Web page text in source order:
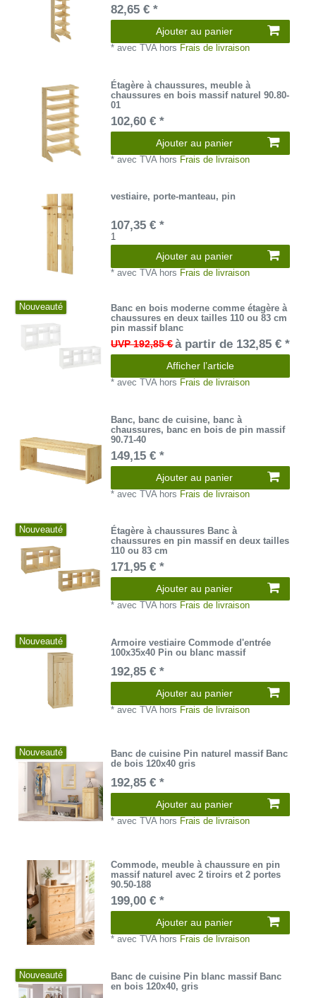
82,65 € *
Ajouter au panier
*avec TVAhors Frais de livraison
Étagère à chaussures, meuble à
chaussures en bois massif naturel 90.80-
01
102,60 € *
Ajouter au panier
*avec TVA hors Frais de livraison
vestiaire, porte-manteau, pin
107,35 € *
1
Ajouter au panier
*avec TVAhors Frais de livraison
Nouveauté
Banc en bois moderne comme étagère à
chaussures en deux tailles 110 ou 83 cm
pin massif blanc
UVP 192,85 €à partir de 132,85 € *
Afficher l’article
*avec TVAhors Frais de livraison
Banc, banc de cuisine, banc à
chaussures, banc en bois de pin massif
90.71-40
149,15 € *
Ajouter au panier
*avec TVA hors Frais de livraison
Nouveauté
Étagère à chaussures Banc à
chaussures en pin massif en deux tailles
110 ou 83 cm
171,95 € *
Ajouter au panier
*avec TVAhors Frais de livraison
Nouveauté
Armoire vestiaire Commode d'entrée
100x35x40 Pin ou blanc massif
192,85 € *
Ajouter au panier
*avec TVA hors Frais de livraison
Nouveauté
Banc de cuisine Pin naturel massif Banc
de bois 120x40 gris
192,85 € *
Ajouter au panier
*avec TVA hors Frais de livraison
Commode, meuble à chaussure en pin
massif naturel avec 2 tiroirs et 2 portes
90.50-188
199,00 € *
Ajouter au panier
*avec TVAhors Frais de livraison
Nouveauté
Banc de cuisine Pin blanc massif Banc
en bois 120x40, gris